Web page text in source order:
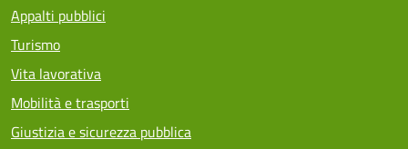
Appalti pubblici
Turismo
Vita lavorativa
Mobilità e trasporti
Giustizia e sicurezza pubblica